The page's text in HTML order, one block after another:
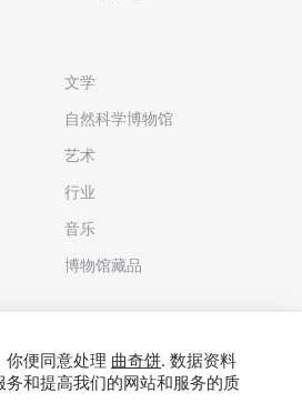
文学
自然科学博物馆
艺术
行业
音乐
博物馆藏品
你便同意处理 曲奇饼. 数据资料
和提高我们的网站和服务的质